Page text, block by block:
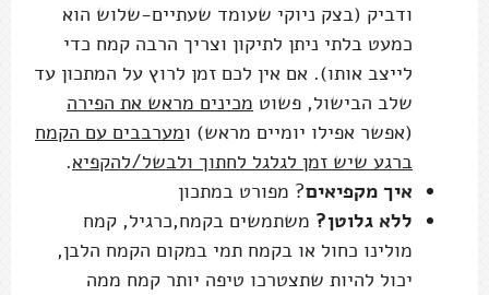
ודביק (בצק ניוקי שעומד שעתיים-שלוש הוא
כמעט בלתי ניתן לתיקון וצריך הרבה קמח כדי
לייצב אותו). אם אין לכם זמן לרוץ על המתכון עד
שלב הבישול, פשוט מכינים מראש את הפירה
(אפשר אפילו יומיים מראש) ומערבבים עם הקמח
ברגע שיש זמן לגלגל לחתוך ולבשל/להקפיא.
איך מקפיאים? מפורט במתכון
ללא גלוטן? משתמשים בקמח,כרגיל, קמח
מולינו כחול או בקמח תמי במקום הקמח הלבן,
יכול להיות שתצטרכו טיפה יותר קמח ממה